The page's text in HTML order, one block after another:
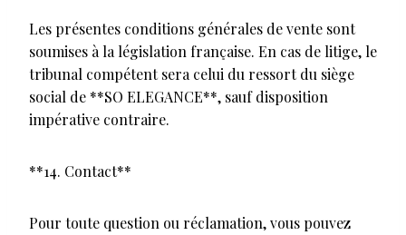
Les présentes conditions générales de vente sont
soumises à la législation française. En cas de litige, le
tribunal compétent sera celui du ressort du siège
social de **SO ELEGANCE**, sauf disposition
impérative contraire.
**14. Contact**
Pour toute question ou réclamation, vous pouvez